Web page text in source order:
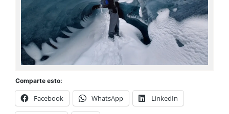
Comparte esto:
Facebook WhatsApp LinkedIn